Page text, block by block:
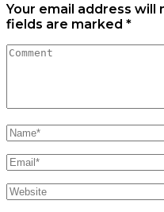
Your email address will
fields are marked *